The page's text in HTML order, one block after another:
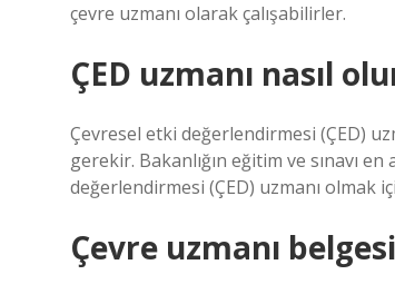
çevre uzmanı olarak çalışabilirler.
ÇED uzmanı nasıl
Çevresel etki değerlendirmesi (ÇED)
gerekir. Bakanlığın eğitim ve sınavı
değerlendirmesi (ÇED) uzmanı olmak
Çevre uzmanı belgesi